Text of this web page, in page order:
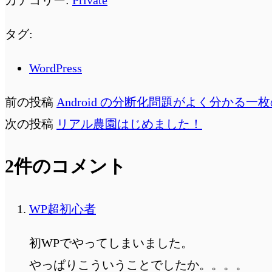
タグ:
WordPress
前の投稿 Android の分断化問題がよく分かる一
次の投稿 リアル農園はじめました！
2件のコメント
WP超初心者
初WPでやってしまいました。
やっぱりこういうことでしたか。。。。